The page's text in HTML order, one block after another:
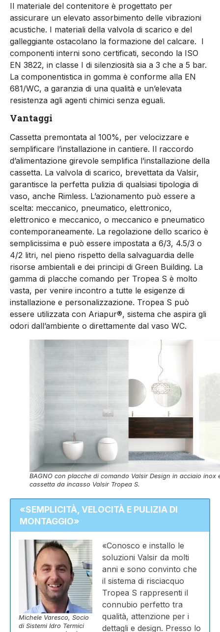
Il materiale del contenitore è progettato per
assicurare un elevato assorbimento delle vibrazioni
acustiche. I materiali della valvola di scarico e del
galleggiante ostacolano la formazione del calcare. I
componenti interni sono certificati, secondo la ISO
EN 3822, in classe I di silenziosità sia a 3 che a 5 bar.
La componentistica in gomma è conforme alla EN
681/WC, a garanzia di una qualità e un’elevata
resistenza agli agenti chimici senza eguali.
Vantaggi
Cassetta premontata al 100%, per velocizzare e
semplificare l’installazione in cantiere. Il raccordo
d’alimentazione girevole semplifica l’installazione della
cassetta. La valvola di scarico, brevettata da Valsir,
garantisce la perfetta pulizia di qualsiasi tipologia di
vaso, anche Rimless. L’azionamento può essere a
scelta: meccanico, pneumatico, elettronico,
elettronico e meccanico, o meccanico e pneumatico
contemporaneamente. La regolazione dello scarico è
semplicissima e può essere impostata a 6/3, 4.5/3 o
4/2 litri, nel pieno rispetto della salvaguardia delle
risorse ambientali e dei principi di Green Building. La
gamma di placche comando per Tropea S è molto
vasta, per venire incontro a tutte le esigenze di
installazione e personalizzazione. Tropea S può
essere utilizzata con Ariapur®, sistema che aspira gli
odori dall’ambiente o direttamente dal vaso WC.
BAGNO con placche di comando Valsir Design in acciaio inox
cassetta da incasso Valsir Tropea S.
«SEMPLICITÀ, VELOCITÀ E PULIZIA DI
MONTAGGIO»
Michele Varesco, Socio
di Sistemi Idro Termici
«Conosco e installo le
soluzioni Valsir da molti
anni e sono convinto che
il sistema di risciacquo
Tropea S rappresenti il
connubio perfetto tra
qualità, attenzione per i
dettagli e design. Presso lo